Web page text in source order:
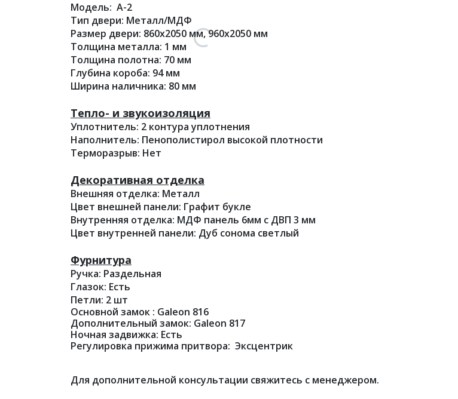
Модель: А-2
Тип двери: Металл/МДФ
Размер двери: 860х2050 мм, 960х2050 мм
Толщина металла: 1 мм
Толщина полотна: 70 мм
Глубина короба: 94 мм
Ширина наличника: 80 мм
Тепло- и звукоизоляция
Уплотнитель: 2 контура уплотнения
Наполнитель: Пенополистирол высокой плотности
Терморазрыв: Нет
Декоративная отделка
Внешняя отделка: Металл
Цвет внешней панели: Графит букле
Внутренняя отделка: МДФ панель 6мм с ДВП 3 мм
Цвет внутренней панели: Дуб сонома светлый
Фурнитура
Ручка: Раздельная
Глазок: Есть
Петли: 2 шт
Основной замок : Galeon 816
Дополнительный замок: Galeon 817
Ночная задвижка: Есть
Регулировка прижима притвора: Эксцентрик
Для дополнительной консультации свяжитесь с менеджером.